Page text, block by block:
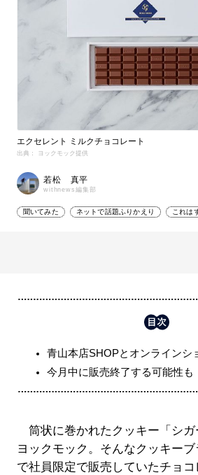
エクセレント ミルクチョコレート
出典： ヨックモック提供
若松 真平
withnews編集部
聞いてみた ネットで話題ふりかえり これは
青山本店SHOPとオンラインシ
今月中に販売終了する可能性も
筒状に巻かれたクッキー「シガ
ヨックモック。そんなクッキー
で社員限定で販売していたチョ